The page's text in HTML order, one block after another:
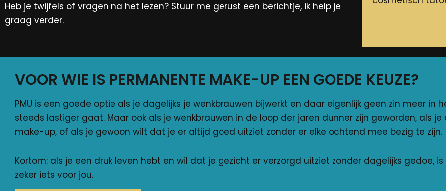
Heb je twijfels of vragen na het lezen? Stuur me gerust een berichtje, ik help je
graag verder.
VOOR WIE IS PERMANENTE MAKE-UP EEN GOEDE KEUZE?
PMU is een goede optie als je dagelijks je wenkbrauwen bijwerkt en daar eigenlijk geen zin meer in
steeds lastiger gaat. Maar ook als je wenkbrauwen in de loop der jaren dunner zijn geworden, als
make-up, of als je gewoon wilt dat je er altijd goed uitziet zonder er elke ochtend mee bezig te zijn.
Kortom: als je een druk leven hebt en wil dat je gezicht er verzorgd uitziet zonder dagelijks gedoe,
zeker iets voor jou.